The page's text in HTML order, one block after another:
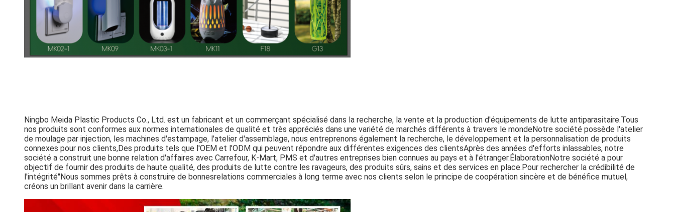
Ningbo Meida Plastic Products Co., Ltd. est un fabricant et un commerçant spécialisé dans la recherche, la vente et la production d'équipements de lutte antiparasitaire.Tous
nos produits sont conformes aux normes internationales de qualité et très appréciés dans une variété de marchés différents à travers le mondeNotre société possède l'atelier
de moulage par injection, les machines d'estampage, l'atelier d'assemblage, nous entreprenons également la recherche, le développement et la personnalisation de produits
connexes pour nos clients,Des produits tels que l'OEM et l'ODM qui peuvent répondre aux différentes exigences des clientsAprès des années d'efforts inlassables, notre
société a construit une bonne relation d'affaires avec Carrefour, K-Mart, PMS et d'autres entreprises bien connues au pays et à l'étranger.ÉlaborationNotre société a pour
objectif de fournir des produits de haute qualité, des produits de lutte contre les ravageurs, des produits sûrs, sains et des services en place.Pour rechercher la crédibilité de
l'intégrité"Nous sommes prêts à construire de bonnesrelations commerciales à long terme avec nos clients selon le principe de coopération sincère et de bénéfice mutuel,
créons un brillant avenir dans la carrière.